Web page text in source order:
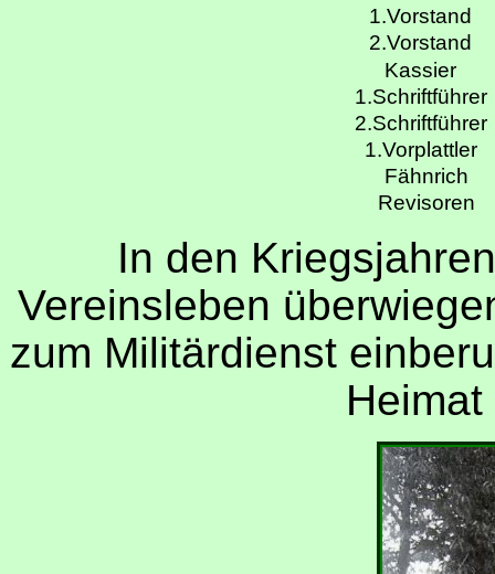
1.Vorstand
2.Vorstand
Kassier
1.Vorplattler
Fähnrich
Revisoren
In den
Vereinsleben
zum Militärdienst